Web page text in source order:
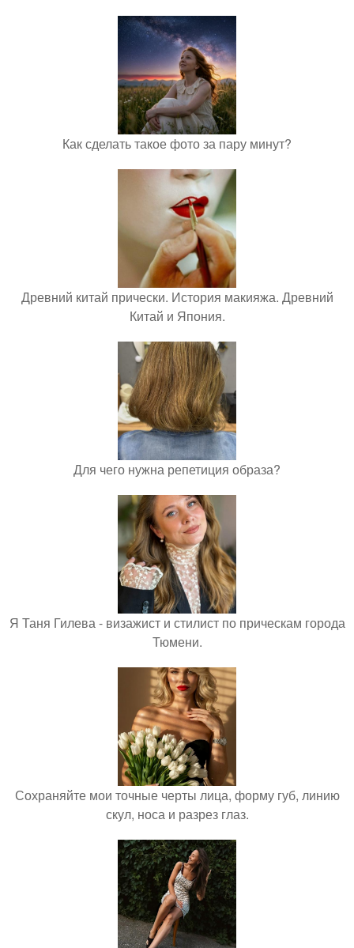
Как сделать такое фото за пару минут?
Древний китай прически. История макияжа. Древний
Китай и Япония.
Для чего нужна репетиция образа?
Я Таня Гилева - визажист и стилист по прическам города
Тюмени.
Сохраняйте мои точные черты лица, форму губ, линию
скул, носа и разрез глаз.